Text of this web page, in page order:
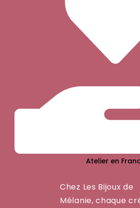
Atelier en
Chez Les Bijoux de
Mélanie, chaque